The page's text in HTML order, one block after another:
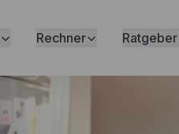
Rechner Ratgeber